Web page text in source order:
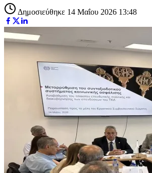
Δημοσιεύθηκε 14 Μαΐου 2026 13:48